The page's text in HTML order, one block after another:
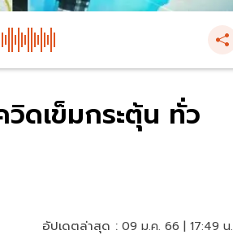
ดเข็มกระตุ้น ทั่ว
อัปเดตล่าสุด : 09 ม.ค. 66 | 17:49 น.